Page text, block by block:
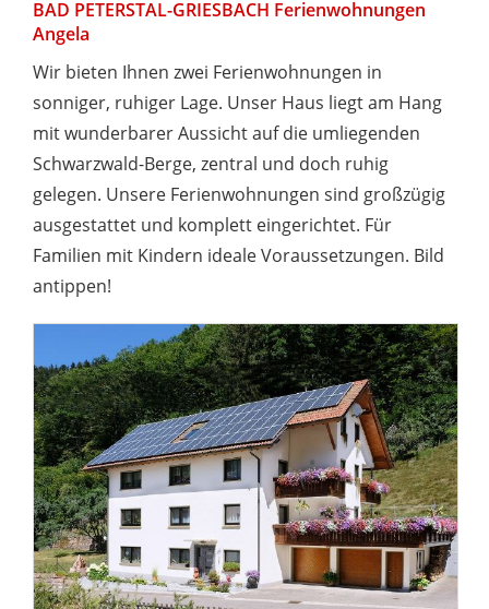
BAD PETERSTAL-GRIESBACH Ferienwohnungen
Angela
Wir bieten Ihnen zwei Ferienwohnungen in
sonniger, ruhiger Lage. Unser Haus liegt am Hang
mit wunderbarer Aussicht auf die umliegenden
Schwarzwald-Berge, zentral und doch ruhig
gelegen. Unsere Ferienwohnungen sind großzügig
ausgestattet und komplett eingerichtet. Für
Familien mit Kindern ideale Voraussetzungen. Bild
antippen!